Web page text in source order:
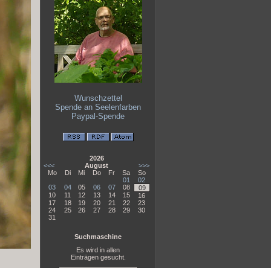
Wunschzettel
Spende an Seelenfarben
Paypal-Spende
2026
<<<
August
>>>
Mo
Di Mi Do Fr Sa
So
01
02
03
04 05 06 07 08
09
10
11 12 13 14 15
16
17
18 19 20 21 22
23
24
25 26 27 28 29
30
31
Suchmaschine
Es wird in allen
Einträgen gesucht.